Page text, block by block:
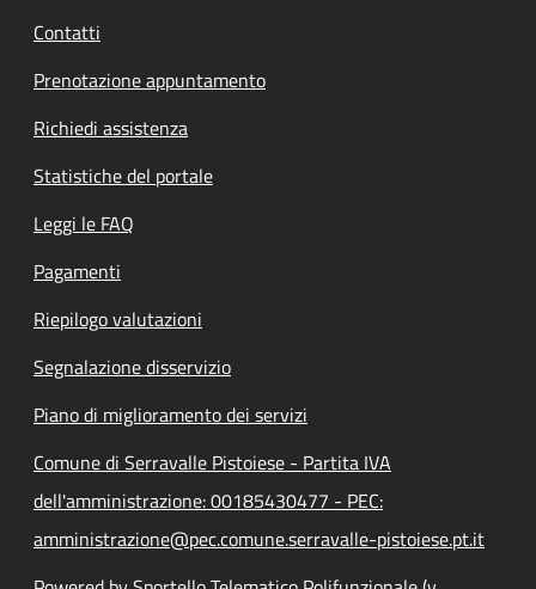
Contatti
Prenotazione appuntamento
Richiedi assistenza
Statistiche del portale
Leggi le FAQ
Pagamenti
Riepilogo valutazioni
Segnalazione disservizio
Piano di miglioramento dei servizi
Comune di Serravalle Pistoiese - Partita IVA
dell'amministrazione: 00185430477 - PEC:
amministrazione@pec.comune.serravalle-pistoiese.pt.it